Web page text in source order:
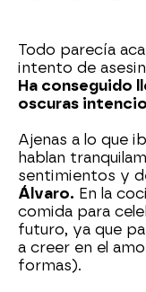
Todo parecía
intento de
Ha conseguido
oscuras
Ajenas a lo que
hablan
sentimientos y
Álvaro. En la
comida para
futuro, ya que
a creer en el
formas).